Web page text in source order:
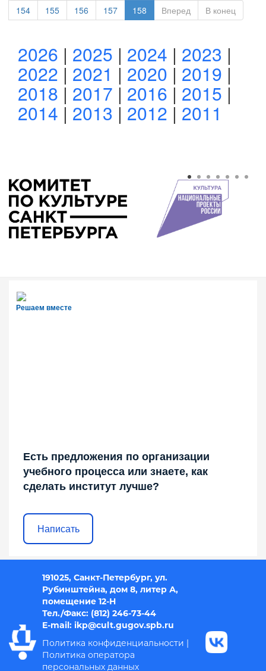
154
155 156 157 158 Вперед В конец
2026 | 2025 | 2024 | 2023 |
2022 | 2021 | 2020 | 2019 |
2018 | 2017 | 2016 | 2015 |
2014 | 2013 | 2012 | 2011
Решаем вместе
Есть предложения по организации
учебного процесса или знаете, как
сделать институт лучше?
Написать
191025, Санкт-Петербург, ул.
Рубинштейна, дом 8, литер А,
помещение 12-Н
Тел./Факс: (812) 246-73-44
E-mail: ikp@cult.gugov.spb.ru
Политика конфиденциальности |
Политика оператора
персональных данных